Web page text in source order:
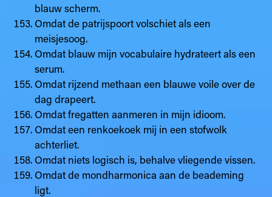
blauw scherm.
Omdat de patrijspoort volschiet als een
meisjesoog.
Omdat blauw mijn vocabulaire hydrateert als een
serum.
Omdat rijzend methaan een blauwe voile over de
dag drapeert.
Omdat fregatten aanmeren in mijn idioom.
Omdat een renkoekoek mij in een stofwolk
achterliet.
Omdat niets logisch is, behalve vliegende vissen.
Omdat de mondharmonica aan de beademing
ligt.